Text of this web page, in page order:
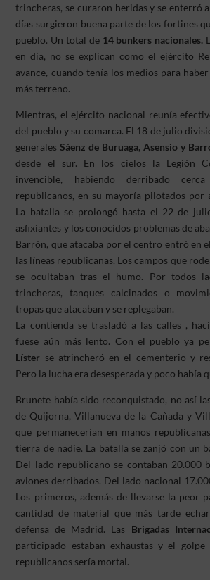
trincheras, se curaron heridas y se enterró
días surgieron buena parte de los fortines
pueblo. Un total de 14 bunkers nacionales.
en día, no se explican como el ejército
avance, cuando tenía los medios para
más terreno.
Mientras, el ejército nacional reunía
del pueblo y su comarca. El 18 de julio
generalesSáenz de Buruaga, Asensio y
desde el sur. En los cielos la Legión
invencible, habiendo derribado
republicanos, en su mayoría pilotados por
La batalla se prolongó hasta el 22 de
asfixiantes y los conocidos problemas de
Barrón, que atacaba por el centro entró en
las líneas republicanas. Los campos que
se ocultaban tras el humo. Por todos
trincheras, tanques calcinados o
tropas que atacaban y se replegaban.
La contienda se trasladó a las calles ,
fuese aún más lento. Con el pueblo ya
Líster se atrincheró en el cementerio y
Pero la lucha era desesperada y poco había
Brunete había sido reconquistado, no así
de Quijorna, Villanueva de la Cañada y
que permanecerían en manos
tierra de nadie. La batalla se zanjó con un
Del lado republicano se contaban 20.000
aviones derribados. Del lado nacional
Los primeros, además de llevarse la peor
cantidad de material que más tarde
defensa de Madrid. Las Brigadas
participado estaban exhaustas y el
republicanos sería mortal.